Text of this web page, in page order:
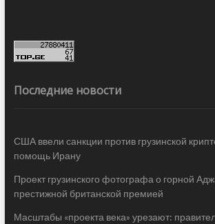
Последние новости
США ввели санкции против грузинской
помощь Ирану
Проект грузинского фотографа о горной
престижной британской премией
Масштабы «проекта века» урезают: